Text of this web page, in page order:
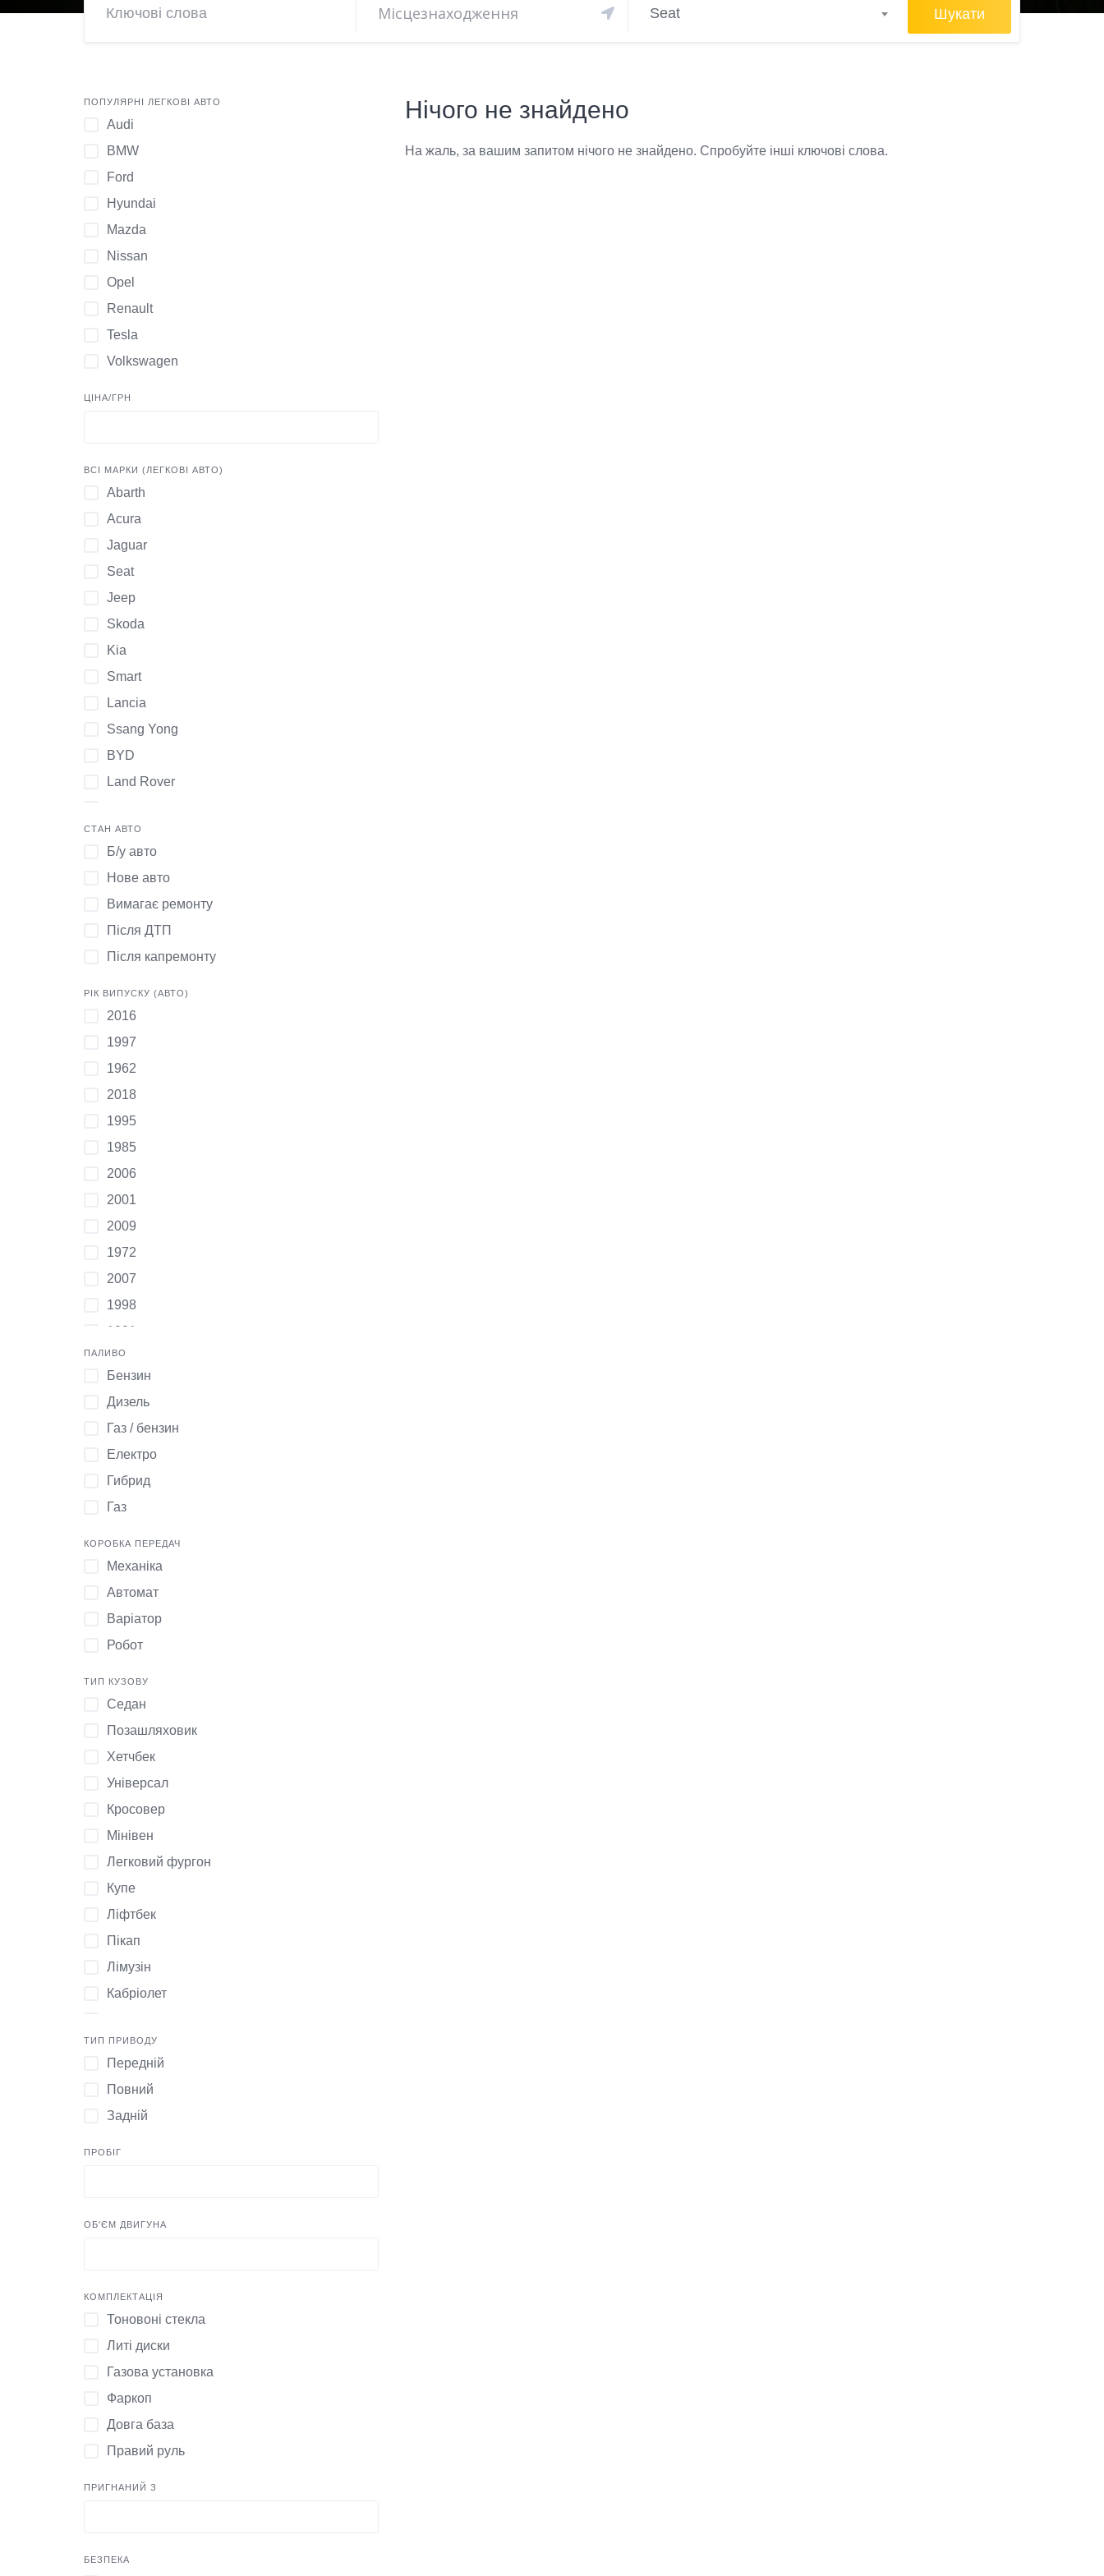
Seat Шукати
ПОПУЛЯРНІ ЛЕГКОВІ АВТО
Audi
BMW
Ford
Hyundai
Mazda
Nissan
Opel
Renault
Tesla
Volkswagen
ЦІНА/ГРН
ВСІ МАРКИ (ЛЕГКОВІ АВТО)
Abarth
Acura
Jaguar
Seat
Jeep
Skoda
Kia
Smart
Lancia
Ssang Yong
BYD
Land Rover
Buick
Lexus
Suzuki
Changhe
Lifan
Toyota
Chery
Lincoln
Volvo
Chevrolet
Mercedes
ВАЗ
Citroen
Mini
ГАЗ
Dacia
Mitsubishi
Інша марка
Daewoo
ЗАЗ
Pontiac
Porsche
Honda
Ravon
УАЗ
Infiniti
Saab
СТАН АВТО
Б/у авто
Нове авто
Вимагає ремонту
Після ДТП
Після капремонту
РІК ВИПУСКУ (АВТО)
2016
1997
1962
2018
1995
1985
2006
2001
2009
1972
2007
1998
1981
2024
2008
2019
1993
Інший
2012
2005
1992
2017
1994
1996
2013
1986
2011
2002
1982
2014
1974
1979
2015
1987
1977
1991
1988
2004
1999
1966
2003
2020
1984
1990
ПАЛИВО
Бензин
Дизель
Газ / бензин
Електро
Гибрид
Газ
КОРОБКА ПЕРЕДАЧ
Механіка
Автомат
Варіатор
Робот
ТИП КУЗОВУ
Седан
Позашляховик
Хетчбек
Універсал
Кросовер
Мінівен
Легковий фургон
Купе
Ліфтбек
Пікап
Лімузін
Кабріолет
Тарга
ТИП ПРИВОДУ
Передній
Повний
Задній
ПРОБІГ
ОБ'ЄМ ДВИГУНА
КОМПЛЕКТАЦІЯ
Тоновоні стекла
Литі диски
Газова установка
Фаркоп
Довга база
Правий руль
ПРИГНАНИЙ З
БЕЗПЕКА
Нічого не знайдено
На жаль, за вашим запитом нічого не знайдено. Спробуйте інші ключові слова.